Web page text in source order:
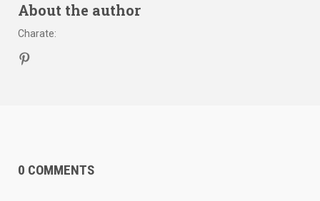
About the author
Charate:
0 COMMENTS